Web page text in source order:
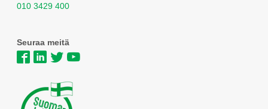
010 3429 400
Seuraa meitä